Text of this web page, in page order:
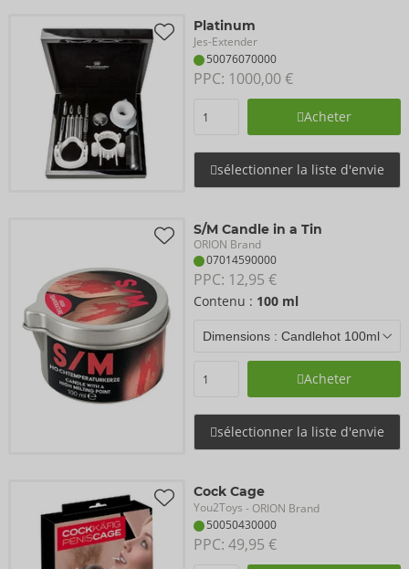
Platinum
Jes-Extender
50076070000
PPC: 1000,00 €
Acheter
sélectionner la liste d'envie
S/M Candle in a Tin
ORION Brand
07014590000
PPC: 12,95 €
Contenu : 100 ml
Acheter
sélectionner la liste d'envie
Cock Cage
You2Toys - ORION Brand
50050430000
PPC: 49,95 €